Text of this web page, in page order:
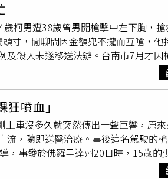
，胡男則頭部挫傷，沒有生命危險，
柯男遭38歲曾男開槍擊中左下胸，
寸，閒聊間因金額兜不攏而互嗆，他
殺人未遂移送法辦。台南市7月才因
路一處檳榔攤民宅內驚傳槍擊案，隨
路與東橋六街口，距永康警分局300
朋友，平日就會互相調頭寸，每次2、
柯，身材較魁梧的柯立刻要奪槍，
他載往奇美醫院救治，院方檢查發現
噴血」
車沒多久就突然傳出一聲巨響，原
，隨即送醫治療。事後這名駕駛的
，事發於佛羅里達州20日時，15歲的
，駕駛突然停下來接載另2名乘客，